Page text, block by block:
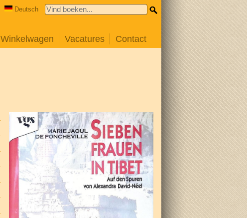
Deutsch
Winkelwagen Vacatures Contact